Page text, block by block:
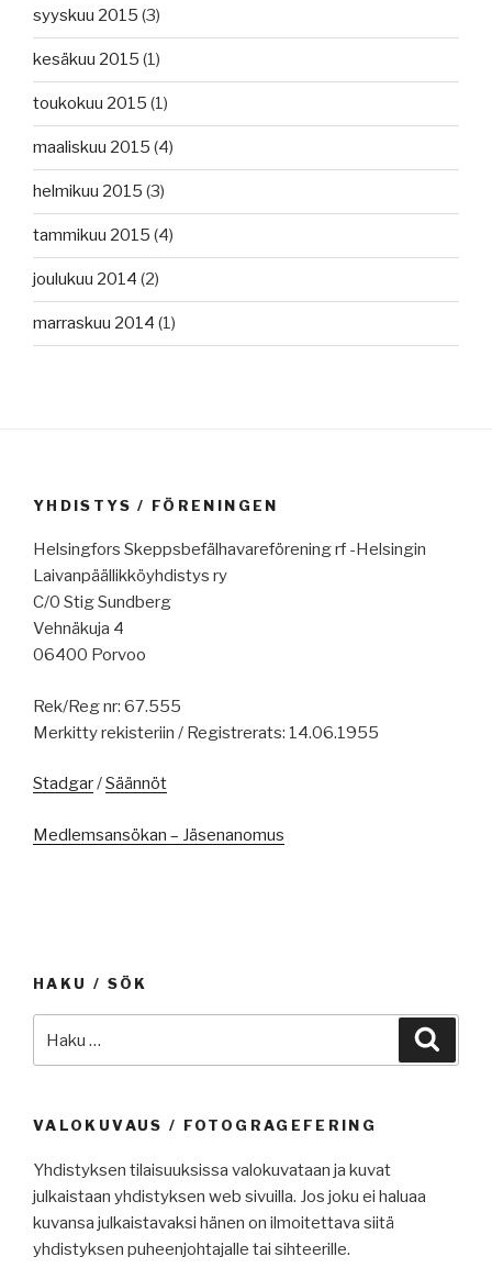
syyskuu 2015 (3)
kesäkuu 2015 (1)
toukokuu 2015 (1)
maaliskuu 2015 (4)
helmikuu 2015 (3)
tammikuu 2015 (4)
joulukuu 2014 (2)
marraskuu 2014 (1)
YHDISTYS / FÖRENINGEN
Helsingfors Skeppsbefälhavareförening rf -Helsingin
Laivanpäällikköyhdistys ry
C/0 Stig Sundberg
Vehnäkuja 4
06400 Porvoo
Rek/Reg nr: 67.555
Merkitty rekisteriin / Registrerats: 14.06.1955
Stadgar/Säännöt
Medlemsansökan – Jäsenanomus
HAKU / SÖK
VALOKUVAUS / FOTOGRAGEFERING
Yhdistyksen tilaisuuksissa valokuvataan ja kuvat
julkaistaan yhdistyksen web sivuilla. Jos joku ei haluaa
kuvansa julkaistavaksi hänen on ilmoitettava siitä
yhdistyksen puheenjohtajalle tai sihteerille.